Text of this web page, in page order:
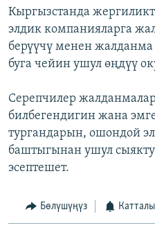
Кыргызстанда
элдик компанияларга
берүүчү менен
буга чейин ушул өңдүү
Серепчилер
билбегендигин жана
тургандарын, ошондой
баштыгынан ушул
эсептешет.
Бөлүшүңүз